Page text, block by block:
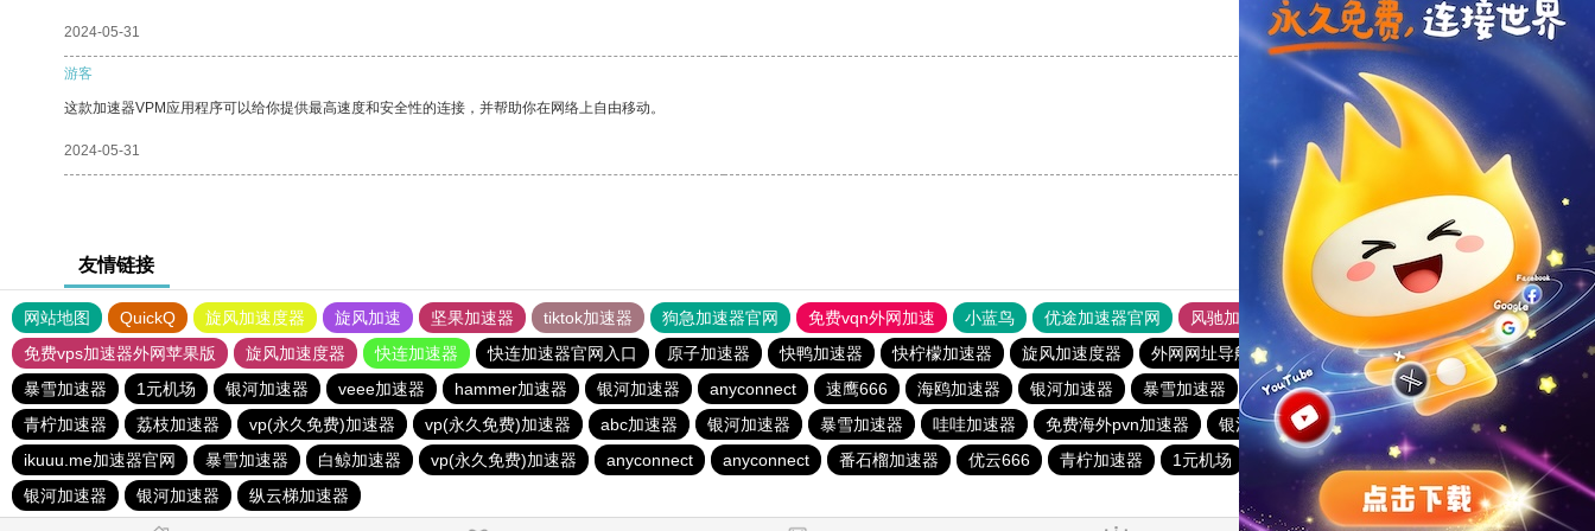
2024-05-31 支持[0] 反对[0]
游客
这款加速器VPM应用程序可以给你提供最高速度和安全性的连接，并帮助你在网络上自由移动。
2024-05-31 支持[0] 反对[0]
友情链接
网站地图 QuickQ 旋风加速度器 旋风加速 坚果加速器 tiktok加速器 狗急加速器官网 免费vqn外网加速 小蓝鸟 优途加速器官网 风驰加速器
旋风加速器
免费vps加速器外网苹果版
旋风加速度器 快连加速器 快连加速器官网入口 原子加速器 快鸭加速器 快柠檬加速器 旋风加速度器 外网网址导航 软件中心
海外梯子官网
暴雪加速器
1元机场 银河加速器 veee加速器 hammer加速器 银河加速器 anyconnect 速鹰666 海鸥加速器 银河加速器 暴雪加速器 银河加速器 蜜蜂加速器
原子加速器
青柠加速器
荔枝加速器 vp(永久免费)加速器 vp(永久免费)加速器 abc加速器 银河加速器 暴雪加速器 哇哇加速器 免费海外pvn加速器 银河加速器
银河加速器
ikuuu.me加速器官网
暴雪加速器 白鲸加速器 vp(永久免费)加速器 anyconnect anyconnect 番石榴加速器 优云666 青柠加速器 1元机场 anyconnect
银河加速器
银河加速器
银河加速器 纵云梯加速器